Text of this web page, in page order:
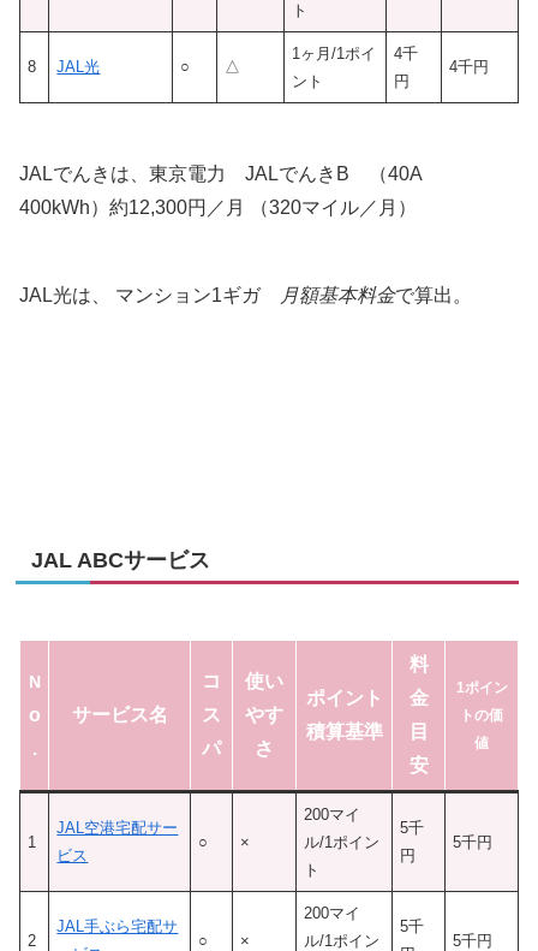
ト
8 JAL光 ○ △
1ヶ月/1ポイ
ント
4千
円
4千円
JALでんきは、東京電力 JALでんきB （40A
400kWh）約12,300円／月 （320マイル／月）
JAL光は、 マンション1ギガ 月額基本料金で算出。
JAL ABCサービス
N
o
.
サービス名
コ
ス
パ
使い
やす
さ
ポイント
積算基準
料
金
目
安
1ポイン
トの価
値
1
JAL空港宅配サー
ビス
○ ×
200マイ
ル/1ポイン
ト
5千
円
5千円
2
JAL手ぶら宅配サ
○ ×
200マイ
ル/1ポイン
5千
5千円